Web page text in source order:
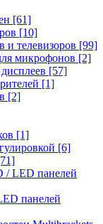
[61]
[10]
и телевизоров [99]
микрофонов [2]
[57]
[1]
[2]
[1]
[6]
/ LED панелей
панелей